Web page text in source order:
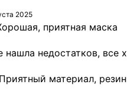
2025
приятная маска
нашла недостатков, все
Приятный материал,